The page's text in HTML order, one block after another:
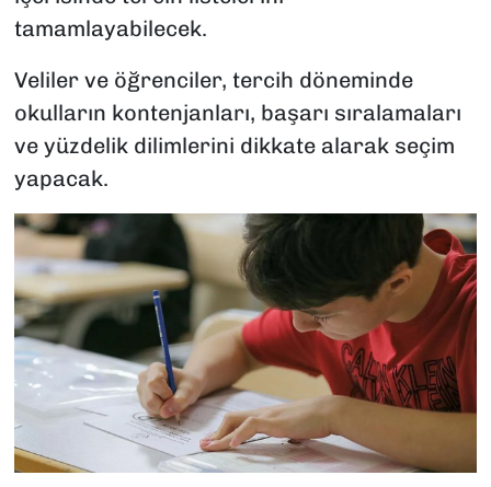
tamamlayabilecek.
Veliler ve öğrenciler, tercih döneminde
okulların kontenjanları, başarı sıralamaları
ve yüzdelik dilimlerini dikkate alarak seçim
yapacak.